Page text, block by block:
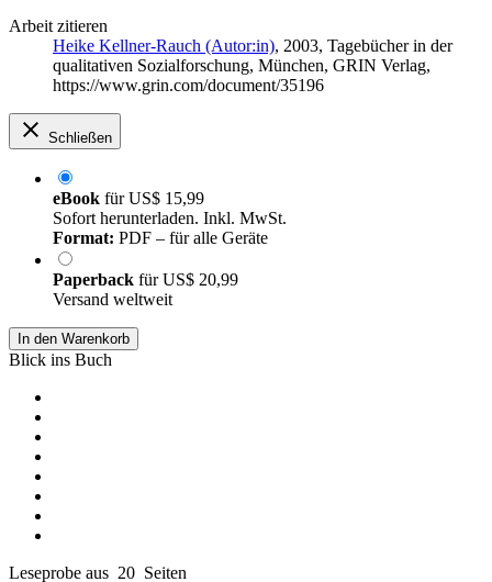
Arbeit zitieren
Heike Kellner-Rauch (Autor:in), 2003, Tagebücher in der
qualitativen Sozialforschung, München, GRIN Verlag,
https://www.grin.com/document/35196
Schließen
eBook fürUS$ 15,99
Sofort herunterladen. Inkl. MwSt.
Format: PDF – für alle Geräte
Paperback fürUS$ 20,99
Versand weltweit
In den Warenkorb
Blick ins Buch
Leseprobe aus 20 Seiten